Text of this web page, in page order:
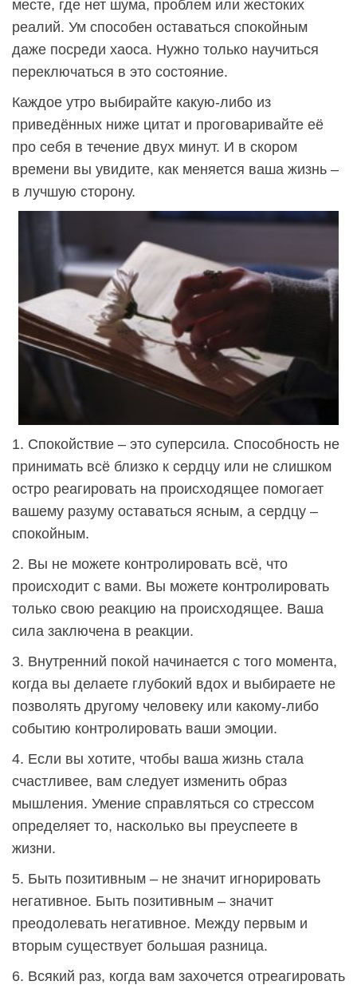
месте, где нет шума, проблем или жестоких
реалий. Ум способен оставаться спокойным
даже посреди хаоса. Нужно только научиться
переключаться в это состояние.
Каждое утро выбирайте какую-либо из
приведённых ниже цитат и проговаривайте её
про себя в течение двух минут. И в скором
времени вы увидите, как меняется ваша жизнь –
в лучшую сторону.
1. Спокойствие – это суперсила. Способность не
принимать всё близко к сердцу или не слишком
остро реагировать на происходящее помогает
вашему разуму оставаться ясным, а сердцу –
спокойным.
2. Вы не можете контролировать всё, что
происходит с вами. Вы можете контролировать
только свою реакцию на происходящее. Ваша
сила заключена в реакции.
3. Внутренний покой начинается с того момента,
когда вы делаете глубокий вдох и выбираете не
позволять другому человеку или какому-либо
событию контролировать ваши эмоции.
4. Если вы хотите, чтобы ваша жизнь стала
счастливее, вам следует изменить образ
мышления. Умение справляться со стрессом
определяет то, насколько вы преуспеете в
жизни.
5. Быть позитивным – не значит игнорировать
негативное. Быть позитивным – значит
преодолевать негативное. Между первым и
вторым существует большая разница.
6. Всякий раз, когда вам захочется отреагировать